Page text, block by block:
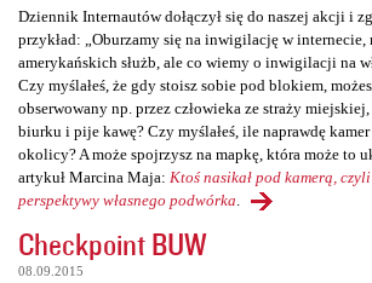
Dziennik Internautów dołączył się do naszej akcji i
przykład: „Oburzamy się na inwigilację w internecie,
amerykańskich służb, ale co wiemy o inwigilacji na
Czy myślałeś, że gdy stoisz sobie pod blokiem,
obserwowany np. przez człowieka ze straży
biurku i pije kawę? Czy myślałeś, ile naprawdę
okolicy? A może spojrzysz na mapkę, która może to
artykuł Marcina Maja: Ktoś nasikał pod kamerą,
perspektywy własnego podwórka
Checkpoint BUW
08.09.2015